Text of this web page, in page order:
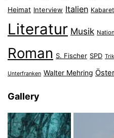
Heimat Interview Italien
Literatur Musik
Roman S. Fischer SPD
Unterfranken Walter Mehring
Gallery